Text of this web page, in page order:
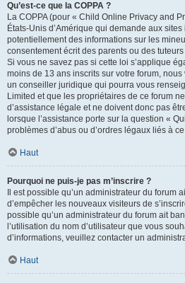
Qu’est-ce que la COPPA ?
La COPPA (pour « Child Online Privacy and
États-Unis d’Amérique qui demande aux
potentiellement des informations sur les
consentement écrit des parents ou des
Si vous ne savez pas si cette loi s’applique
moins de 13 ans inscrits sur votre forum,
un conseiller juridique qui pourra vous
Limited et que les propriétaires de ce forum
d’assistance légale et ne doivent donc pas
lorsque l’assistance porte sur la question «
problèmes d’abus ou d’ordres légaux liés à
Haut
Pourquoi ne puis-je pas m’inscrire ?
Il est possible qu’un administrateur du forum
d’empêcher les nouveaux visiteurs de
possible qu’un administrateur du forum ait
l’utilisation du nom d’utilisateur que vous
d’informations, veuillez contacter un
Haut